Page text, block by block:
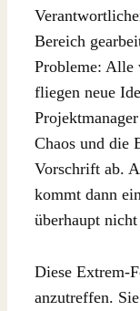
Bereich
Probleme: Alle
fliegen neue
Chaos und die
Vorschrift ab.
kommt dann
überhaupt
Diese Extrem-
anzutreffen.